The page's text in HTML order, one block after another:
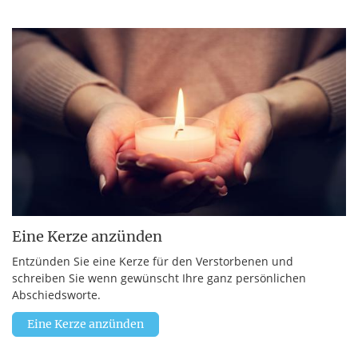
Eine Kerze anzünden
Entzünden Sie eine Kerze für den Verstorbenen und
schreiben Sie wenn gewünscht Ihre ganz persönlichen
Abschiedsworte.
Eine Kerze anzünden